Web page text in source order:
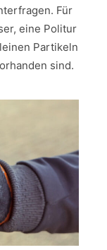
Für
eine Politur
Partikeln
sind.